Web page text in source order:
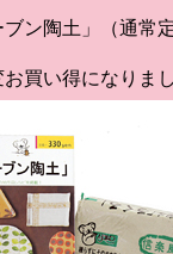
ン陶土」（通常
買い得になりまし